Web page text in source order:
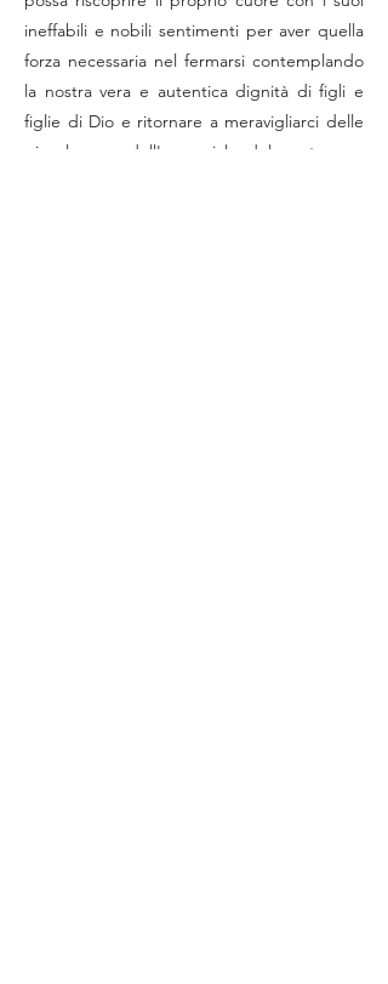
ineffabili e nobili sentimenti per aver quella
forza necessaria nel fermarsi contemplando
la nostra vera e autentica dignità di figli e
figlie di Dio e ritornare a meravigliarci delle
piccole cose, dell'essenziale, del creato...